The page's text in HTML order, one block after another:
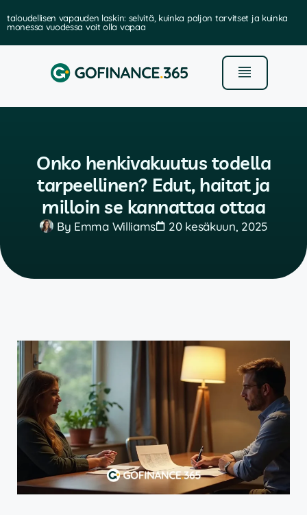
taloudellisen vapauden laskin: selvitä, kuinka paljon tarvitset ja kuinka
monessa vuodessa voit olla vapaa
Onko henkivakuutus todella
tarpeellinen? Edut, haitat ja
milloin se kannattaa ottaa
By Emma Williams 20 kesäkuun, 2025